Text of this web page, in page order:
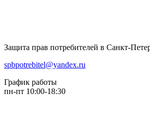
Защита прав потребителей в Санкт-
spbpotrebitel@yandex.ru
График работы
пн-пт 10:00-18:30